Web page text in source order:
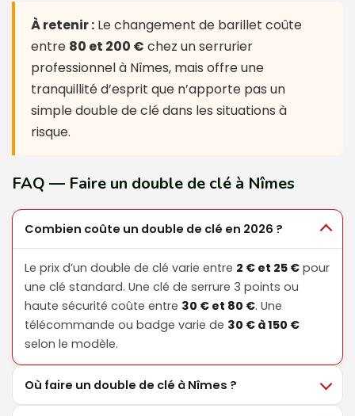
À retenir : Le changement de barillet coûte
entre 80 et 200 € chez un serrurier
professionnel à Nîmes, mais offre une
tranquillité d’esprit que n’apporte pas un
simple double de clé dans les situations à
risque.
FAQ — Faire un double de clé à Nîmes
Combien coûte un double de clé en 2026 ?
Le prix d’un double de clé varie entre 2 € et 25 € pour
une clé standard. Une clé de serrure 3 points ou
haute sécurité coûte entre 30 € et 80 €. Une
télécommande ou badge varie de 30 € à 150 €
selon le modèle.
Où faire un double de clé à Nîmes ?